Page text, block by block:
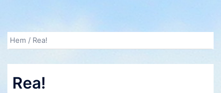
Hem / Rea!
Rea!